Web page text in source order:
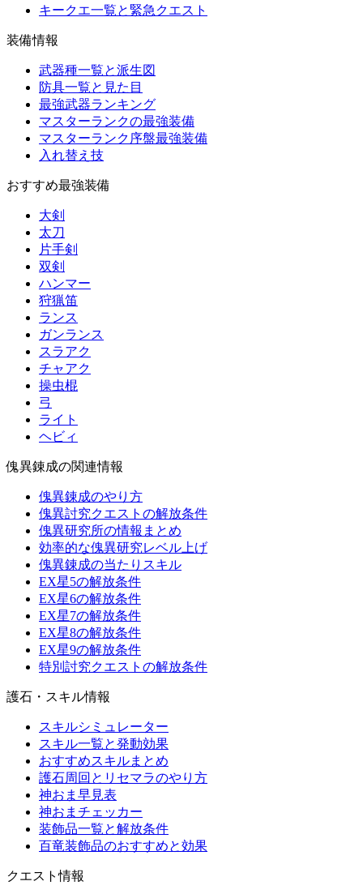
キークエ一覧と緊急クエスト
装備情報
武器種一覧と派生図
防具一覧と見た目
最強武器ランキング
マスターランクの最強装備
マスターランク序盤最強装備
入れ替え技
おすすめ最強装備
大剣
太刀
片手剣
双剣
ハンマー
狩猟笛
ランス
ガンランス
スラアク
チャアク
操虫棍
弓
ライト
ヘビィ
傀異錬成の関連情報
傀異錬成のやり方
傀異討究クエストの解放条件
傀異研究所の情報まとめ
効率的な傀異研究レベル上げ
傀異錬成の当たりスキル
EX星5の解放条件
EX星6の解放条件
EX星7の解放条件
EX星8の解放条件
EX星9の解放条件
特別討究クエストの解放条件
護石・スキル情報
スキルシミュレーター
スキル一覧と発動効果
おすすめスキルまとめ
護石周回とリセマラのやり方
神おま早見表
神おまチェッカー
装飾品一覧と解放条件
百竜装飾品のおすすめと効果
クエスト情報